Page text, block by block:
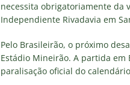
necessita obrigatoriamente da
Independiente Rivadavia em
Pelo Brasileirão, o próximo
Estádio Mineirão. A partida
paralisação oficial do